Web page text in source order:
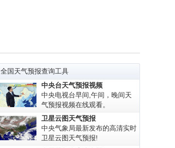
全国天气预报查询工具
中央台天气预报视频
中央电视台早间,午间，晚间天
气预报视频在线观看。
卫星云图天气预报
中央气象局最新发布的高清实时
卫星云图天气预报!